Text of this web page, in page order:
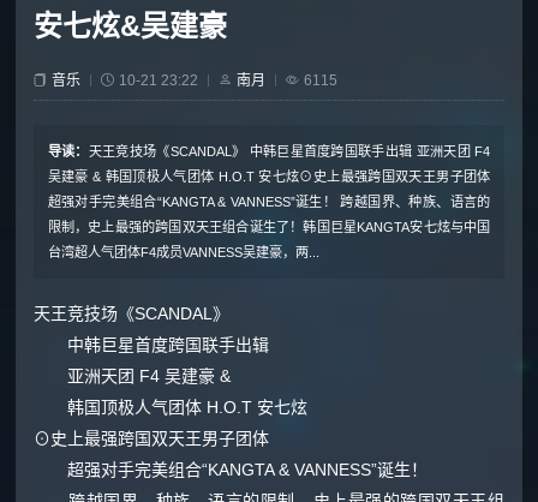
安七炫&吴建豪
音乐 10-21 23:22 南月 6115
导读： 天王竞技场《SCANDAL》 中韩巨星首度跨国联手出辑 亚洲天团 F4
吴建豪 & 韩国顶极人气团体 H.O.T 安七炫⊙史上最强跨国双天王男子团体
超强对手完美组合“KANGTA & VANNESS”诞生！ 跨越国界、种族、语言的
限制，史上最强的跨国双天王组合诞生了！韩国巨星KANGTA安七炫与中国
台湾超人气团体F4成员VANNESS吴建豪，两...
天王竞技场《SCANDAL》
中韩巨星首度跨国联手出辑
亚洲天团 F4 吴建豪 &
韩国顶极人气团体 H.O.T 安七炫
⊙史上最强跨国双天王男子团体
超强对手完美组合“KANGTA & VANNESS”诞生！